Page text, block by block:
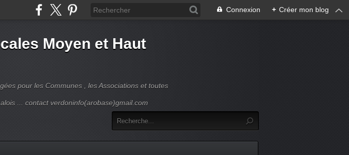
Connexion + Créer mon blog
Moyen et Haut
pour les Communes , les Associations et toutes
... contact verdoninfo(arobase)gmail.com